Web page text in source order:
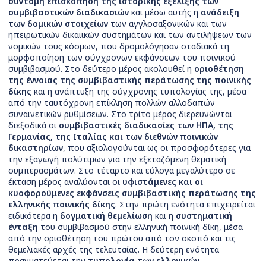
συμβιβαστικών διαδικασιών και μέσω αυτής η ανάδειξη
των δομικών στοιχείων των αγγλοσαξονικών και των
ηπειρωτικών δικαιικών συστημάτων και των αντιλήψεων των
νομικών τους κόσμων, που δρομολόγησαν σταδιακά τη
μορφοποίηση των σύγχρονων εκφάνσεων του ποινικού
συμβιβασμού. Στο δεύτερο μέρος ακολουθεί η οριοθέτηση
της έννοιας της συμβιβαστικής περάτωσης της ποινικής
δίκης και η ανάπτυξη της σύγχρονης τυπολογίας της, μέσα
από την ταυτόχρονη επίκληση πολλών αλλοδαπών
συναινετικών ρυθμίσεων. Στο τρίτο μέρος διερευνώνται
διεξοδικά οι συμβιβαστικές διαδικασίες των ΗΠΑ, της
Γερμανίας, της Ιταλίας και των διεθνών ποινικών
δικαστηρίων, που αξιολογούνται ως οι προσφορότερες για
την εξαγωγή πολύτιμων για την εξεταζόμενη θεματική
συμπερασμάτων. Στο τέταρτο και εύλογα μεγαλύτερο σε
έκταση μέρος αναλύονται οι υφιστάμενες και οι
κυοφορούμενες εκφάνσεις συμβιβαστικής περάτωσης της
ελληνικής ποινικής δίκης. Στην πρώτη ενότητα επιχειρείται
ειδικότερα η δογματική θεμελίωση και η συστηματική
ένταξη του συμβιβασμού στην ελληνική ποινική δίκη, μέσα
από την οριοθέτηση του πρώτου από τον σκοπό και τις
θεμελιακές αρχές της τελευταίας. Η δεύτερη ενότητα